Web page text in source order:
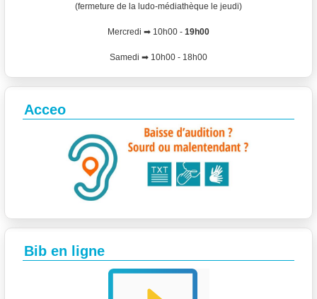
(fermeture de la ludo-médiathèque le jeudi)
Mercredi ➡ 10h00 - 19h00
Samedi ➡ 10h00 - 18h00
Acceo
Bib en ligne